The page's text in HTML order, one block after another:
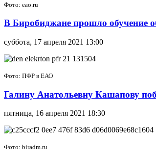
Фото: eao.ru
В Биробиджане прошло обучение
суббота, 17 апреля 2021 13:00
Фото: ПФР в ЕАО
Галину Анатольевну Кашапову
пятница, 16 апреля 2021 18:30
Фото: biradm.ru